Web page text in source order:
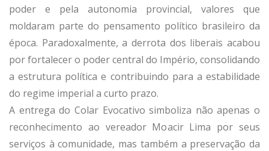
poder e pela autonomia provincial, valores que
moldaram parte do pensamento político brasileiro da
época. Paradoxalmente, a derrota dos liberais acabou
por fortalecer o poder central do Império, consolidando
a estrutura política e contribuindo para a estabilidade
do regime imperial a curto prazo.
A entrega do Colar Evocativo simboliza não apenas o
reconhecimento ao vereador Moacir Lima por seus
serviços à comunidade, mas também a preservação da